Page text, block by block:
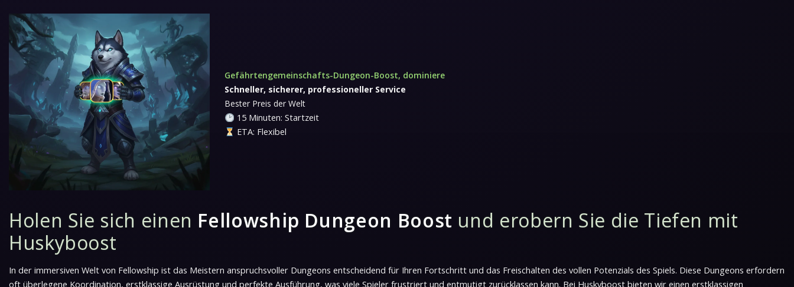
Gefährtengemeinschafts-Dungeon-Boost, dominiere
Schneller, sicherer, professioneller Service
Bester Preis der Welt
15 Minuten: Startzeit
ETA: Flexibel
Holen Sie sich einen Fellowship Dungeon Boost und erobern Sie die Tiefen mit
Huskyboost
In der immersiven Welt von Fellowship ist das Meistern anspruchsvoller Dungeons entscheidend für Ihren Fortschritt und das Freischalten des vollen Potenzials des Spiels. Diese Dungeons erfordern
oft überlegene Koordination, erstklassige Ausrüstung und perfekte Ausführung, was viele Spieler frustriert und entmutigt zurücklassen kann. Bei Huskyboost bieten wir einen erstklassigen